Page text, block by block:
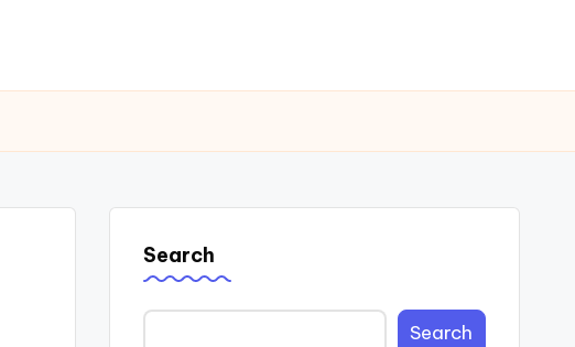
Search
Search